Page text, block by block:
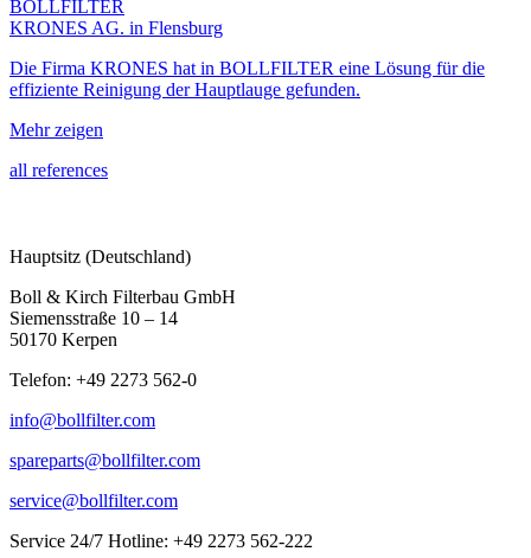
KRONES AG. in Flensburg
Die Firma KRONES hat in BOLLFILTER eine Lösung für die
effiziente Reinigung der Hauptlauge gefunden.
Mehr zeigen
all references
Hauptsitz (Deutschland)
Boll & Kirch Filterbau GmbH
Siemensstraße 10 – 14
50170 Kerpen
Telefon: +49 2273 562-0
info@bollfilter.com
spareparts@bollfilter.com
service@bollfilter.com
Service 24/7 Hotline: +49 2273 562-222